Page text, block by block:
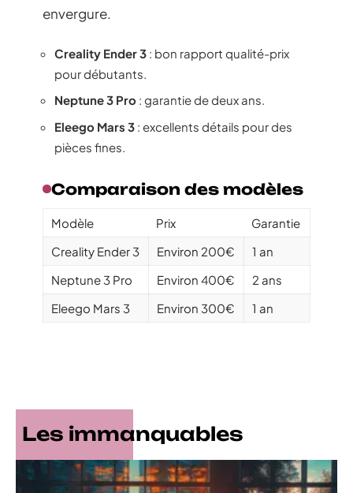
envergure.
Creality Ender 3 : bon rapport qualité-prix
pour débutants.
Neptune 3 Pro : garantie de deux ans.
Eleego Mars 3 : excellents détails pour des
pièces fines.
Comparaison des modèles
Modèle Prix
Garantie
Creality Ender 3
Environ 200€
1 an
Neptune 3 Pro
Environ 400€
2 ans
Eleego Mars 3
Environ 300€ 1 an
Les immanquables